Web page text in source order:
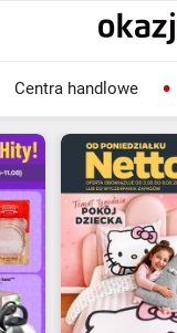
Centra handlowe